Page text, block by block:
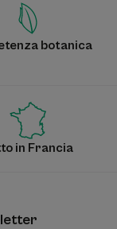
botanica
in Francia